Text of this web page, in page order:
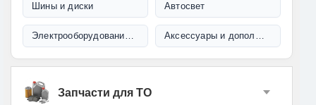
Шины и диски Автосвет
Электрооборудование и проводка Аксессуары и дополнительное оборудование
Запчасти для ТО